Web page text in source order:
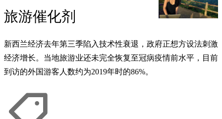
旅游催化剂
新西兰经济去年第三季陷入技术性衰退，政府正想方设法刺激
经济增长。当地旅游业还未完全恢复至冠病疫情前水平，目前
到访的外国游客人数约为2019年时的86%。